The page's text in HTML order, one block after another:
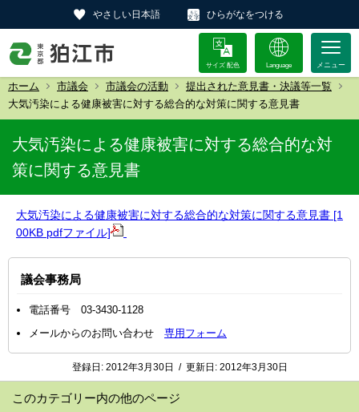
やさしい日本語 ひらがなをつける
サイズ 配色 Language
ホーム 市議会 市議会の活動
提出された意見書・決議等一覧
大気汚染による健康被害に対する総合的な対策に関する意見書
大気汚染による健康被害に対する総合的な対
策に関する意見書
大気汚染による健康被害に対する総合的な対策に関する意見書 [1
00KB pdfファイル]
議会事務局
電話番号 03-3430-1128
メールからのお問い合わせ 専用フォーム
登録日: 2012年3月30日 / 更新日: 2012年3月30日
このカテゴリー内の他のページ